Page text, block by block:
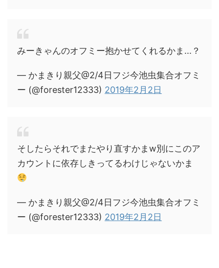
みーきゃんのオフミー抱かせてくれるかま...？
— かまきり親父@2/4日フジ今池虫集合オフミ
ー (@forester12333) 2019年2月2日
そしたらそれでまたやり直すかまw別にこのア
カウントに依存しきってるわけじゃないかま
— かまきり親父@2/4日フジ今池虫集合オフミ
ー (@forester12333) 2019年2月2日